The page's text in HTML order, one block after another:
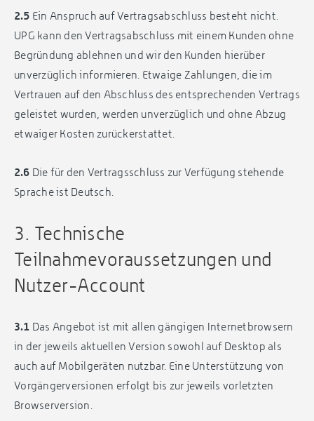
2.5 Ein Anspruch auf Vertragsabschluss besteht nicht.
UPG kann den Vertragsabschluss mit einem Kunden ohne
Begründung ablehnen und wir den Kunden hierüber
unverzüglich informieren. Etwaige Zahlungen, die im
Vertrauen auf den Abschluss des entsprechenden Vertrags
geleistet wurden, werden unverzüglich und ohne Abzug
etwaiger Kosten zurückerstattet.
2.6 Die für den Vertragsschluss zur Verfügung stehende
Sprache ist Deutsch.
3. Technische
Teilnahmevoraussetzungen und
Nutzer-Account
3.1 Das Angebot ist mit allen gängigen Internetbrowsern
in der jeweils aktuellen Version sowohl auf Desktop als
auch auf Mobilgeräten nutzbar. Eine Unterstützung von
Vorgängerversionen erfolgt bis zur jeweils vorletzten
Browserversion.